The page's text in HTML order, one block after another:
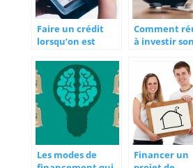
Faire un crédit
lorsqu’on est
Comment
à investir son
Les modes de
Financer un